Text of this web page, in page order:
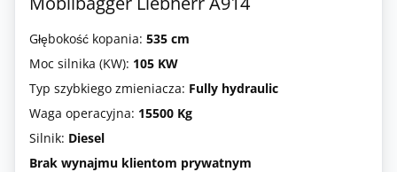
Głębokość kopania: 535 cm
Moc silnika (KW): 105 KW
Typ szybkiego zmieniacza: Fully hydraulic
Waga operacyjna: 15500 Kg
Silnik: Diesel
Brak wynajmu klientom prywatnym